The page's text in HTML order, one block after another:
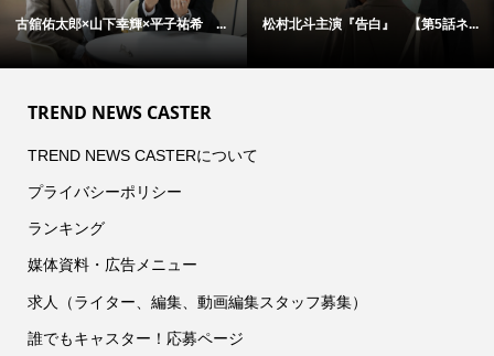
古舘佑太郎×山下幸輝×平子祐希 ... 松村北斗主演『告白』 【第5話ネ...
TREND NEWS CASTER
TREND NEWS CASTERについて
プライバシーポリシー
ランキング
媒体資料・広告メニュー
求人（ライター、編集、動画編集スタッフ募集）
誰でもキャスター！応募ページ